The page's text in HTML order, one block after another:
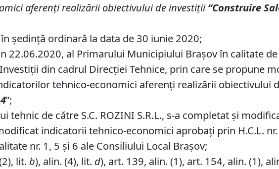
aferenţi realizării obiectivului de investiţii“Construire
ședință ordinară la data de 30 iunie 2020;
22.06.2020, al Primarului Municipiului Braşov în calitate
din cadrul Direcţiei Tehnice, prin care se propune
tehnico-economici aferenți realizării obiectivului
4”;
de către S.C. ROZINI S.R.L., s-a completat și
indicatorii tehnico-economici aprobați prin H.C.L.
nr. 1, 5 și 6 ale Consiliului Local Brașov;
lit.b), alin. (4), lit. d), art. 139, alin. (1), art. 154, alin. (1),